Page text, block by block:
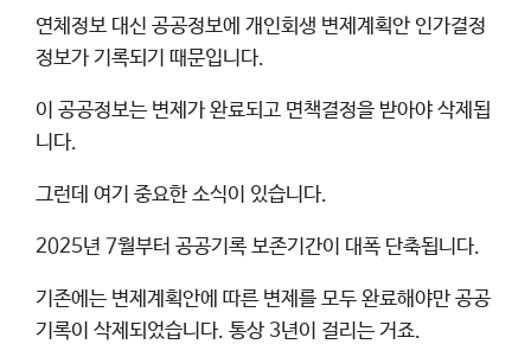
연체정보 대신 공공정보에 개인회생 변제계획안 인가결정
정보가 기록되기 때문입니다.
이 공공정보는 변제가 완료되고 면책결정을 받아야 삭제됩
니다.
그런데 여기 중요한 소식이 있습니다.
2025년 7월부터 공공기록 보존기간이 대폭 단축됩니다.
기존에는 변제계획안에 따른 변제를 모두 완료해야만 공공
기록이 삭제되었습니다. 통상 3년이 걸리는 거죠.